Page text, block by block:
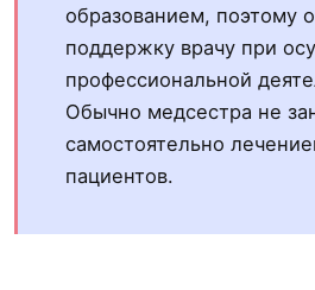
образованием, поэтому
поддержку врачу при
профессиональной
Обычно медсестра не
самостоятельно
пациентов.